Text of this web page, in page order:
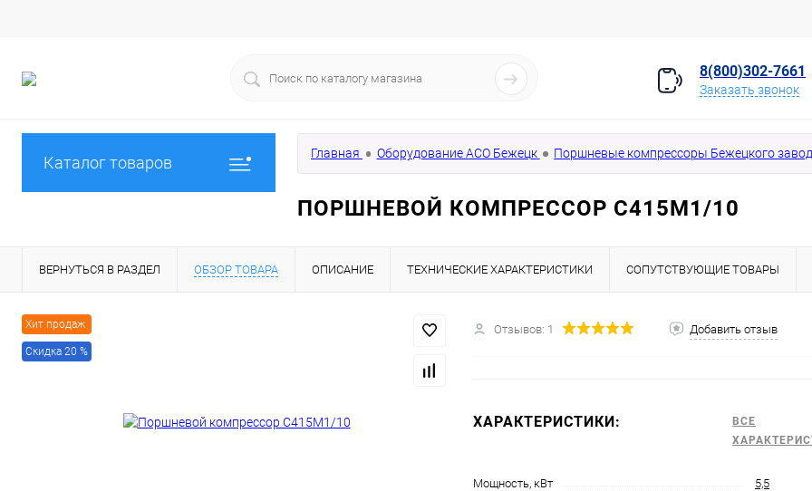
8(800)302-7661
Заказать звонок
Каталог товаров Главная Оборудование АСО Бежецк Поршневые компрессоры Бежецкого
ПОРШНЕВОЙ КОМПРЕССОР С415М1/10
ВЕРНУТЬСЯ В РАЗДЕЛ ОБЗОР ТОВАРА ОПИСАНИЕ ТЕХНИЧЕСКИЕ ХАРАКТЕРИСТИКИ СОПУТСТВУЮЩИЕ ТОВАРЫ
Хит продаж
Скидка 20 %
Отзывов: 1 Добавить отзыв
ХАРАКТЕРИСТИКИ:
ВСЕ
Мощность, кВт
5,5